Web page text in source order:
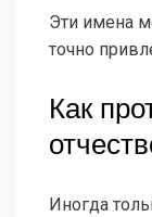
Эти имена
точно
Как
Иногда